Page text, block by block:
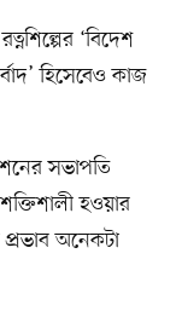
‘বিদেশ
হিসেবেও কাজ
সভাপতি
হওয়ার
প্রভাব অনেকটা